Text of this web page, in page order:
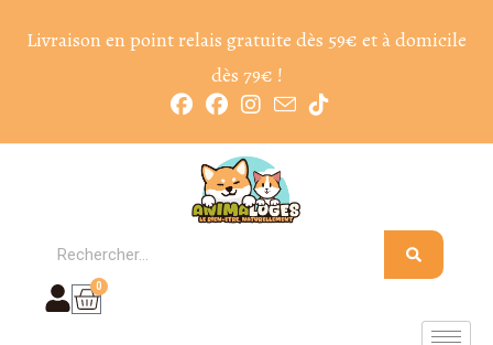
Livraison en point relais gratuite dès 59€ et à domicile
dès 79€ !
0